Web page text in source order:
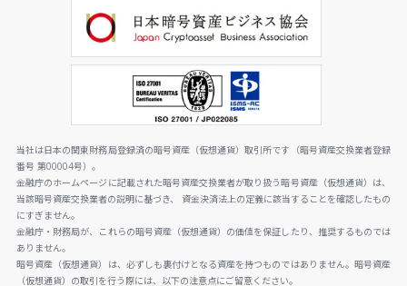
当社は日本の関東財務局登録済の暗号資産（仮想通貨）取引所です（暗号資産交換業者登録
番号 第00004号）。
金融庁のホームページに記載された暗号資産交換業者が取り扱う暗号資産（仮想通貨）は、
当該暗号資産交換業者の説明に基づき、 資金決済法上の定義に該当することを確認したもの
にすぎません。
金融庁・財務局が、これらの暗号資産（仮想通貨）の価値を保証したり、推奨するものでは
ありません。
暗号資産（仮想通貨）は、必ずしも裏付けとなる資産を持つものではありません。暗号資産
（仮想通貨）の取引を行う際には、以下の注意点にご留意ください。